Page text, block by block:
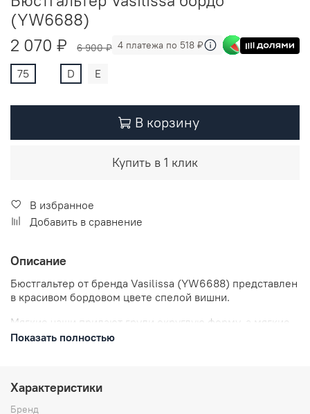
(YW6688)
2 070 ₽
6 900 ₽ 4 платежа по 518 ₽
75 D E
В корзину
Купить в 1 клик
В избранное
Добавить в сравнение
Описание
Бюстгальтер от бренда Vasilissa (YW6688) представлен
в красивом бордовом цвете спелой вишни.
Мягкие чаши придают груди округлую форму, а мягкие
косточки оказывают хорошую поддержку, приподнимая
закрывает подмышечную зону.
Показать полностью
Характеристики
Бренд